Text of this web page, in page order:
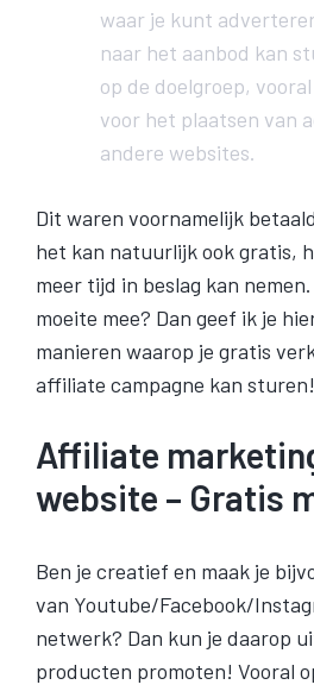
waar je kunt
naar het aanbod kan
op de doelgroep,
voor het plaatsen van
andere websites.
Dit waren voornamelijk
het kan natuurlijk ook gratis,
meer tijd in beslag kan
moeite mee? Dan geef ik je
manieren waarop je gratis
affiliate campagne kan sturen!
Affiliate
website – Gratis
Ben je creatief en maak je
van Youtube/Facebook/
netwerk? Dan kun je daarop
producten promoten! Vooral